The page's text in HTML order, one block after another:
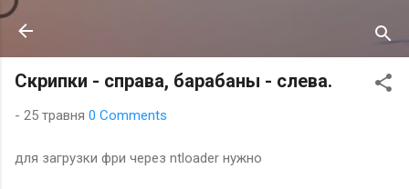
Скрипки - справа, барабаны - слева.
- 25 травня 0 Comments
для загрузки фри через ntloader нужно